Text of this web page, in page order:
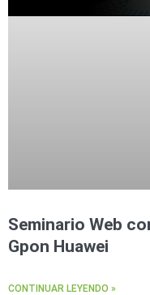
Seminario Web
Gpon Huawei
CONTINUAR LEYENDO »